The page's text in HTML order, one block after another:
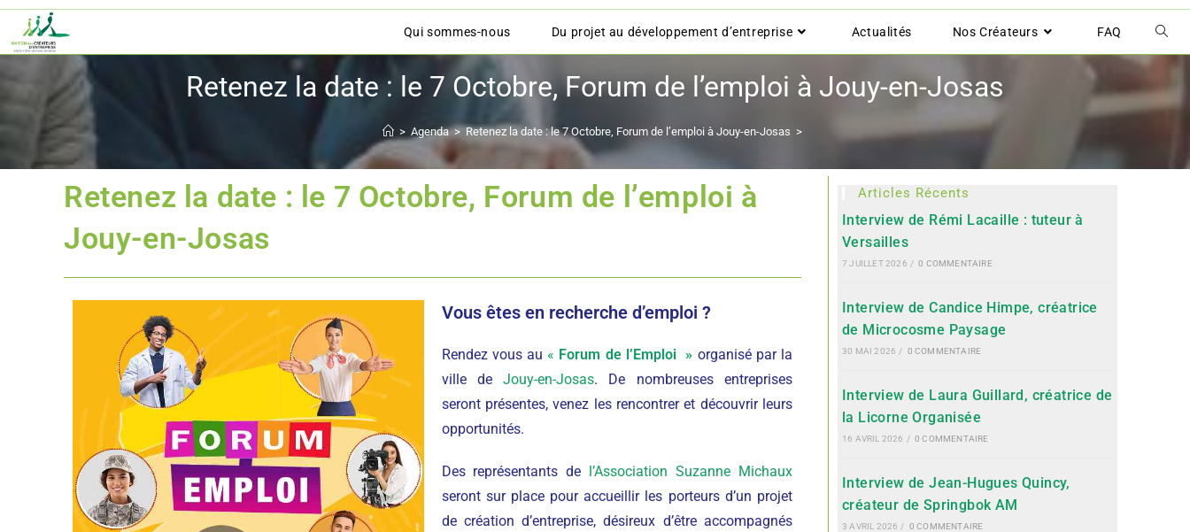
Qui sommes-nous Du projet au développement d’entreprise Actualités Nos Créateurs FAQ
Retenez la date : le 7 Octobre, Forum de l’emploi à Jouy-en-Josas
> Agenda > Retenez la date : le 7 Octobre, Forum de l’emploi à Jouy-en-Josas >
Retenez la date : le 7 Octobre, Forum de l’emploi à
Jouy-en-Josas
Vous êtes en recherche d’emploi ?
Rendez vous au « Forum de l’Emploi » organisé par la
ville deJouy-en-Josas. De nombreuses entreprises
seront présentes, venez les rencontrer et découvrir leurs
opportunités.
Des représentants de l’Association Suzanne Michaux
seront sur place pour accueillir les porteurs d’un projet
de création d’entreprise, désireux d’être accompagnés
Articles Récents
Interview de Rémi Lacaille : tuteur à
Versailles
7 JUILLET 2026 / 0 COMMENTAIRE
Interview de Candice Himpe, créatrice
de Microcosme Paysage
30 MAI 2026 / 0 COMMENTAIRE
Interview de Laura Guillard, créatrice de
la Licorne Organisée
16 AVRIL 2026 / 0 COMMENTAIRE
Interview de Jean-Hugues Quincy,
créateur de Springbok AM
3 AVRIL 2026 / 0 COMMENTAIRE